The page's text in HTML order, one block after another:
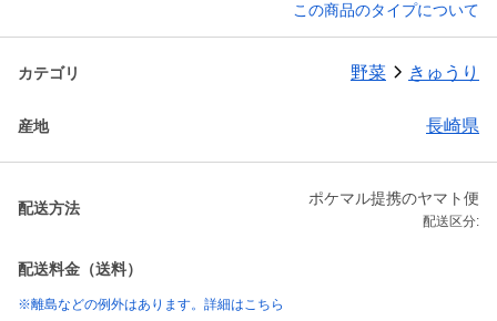
この商品のタイプについて
カテゴリ 野菜 きゅうり
産地 長崎県
配送方法
ポケマル提携のヤマト便
配送区分:
配送料金（送料）
※離島などの例外はあります。詳細はこちら